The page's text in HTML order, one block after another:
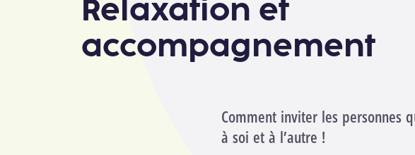
Relaxation et
accompagnement
Comment inviter les personnes
à soi et à l’autre !